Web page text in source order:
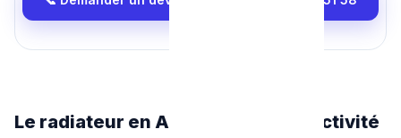
Le radiateur en Aluminium : La réactivité